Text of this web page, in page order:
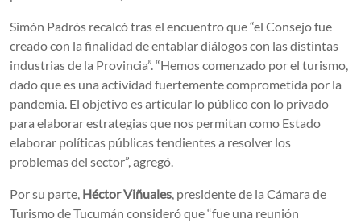
Simón Padrós recalcó tras el encuentro que “el Consejo fue
creado con la finalidad de entablar diálogos con las distintas
industrias de la Provincia”. “Hemos comenzado por el turismo,
dado que es una actividad fuertemente comprometida por la
pandemia. El objetivo es articular lo público con lo privado
para elaborar estrategias que nos permitan como Estado
elaborar políticas públicas tendientes a resolver los
problemas del sector”, agregó.
Por su parte, Héctor Viñuales, presidente de la Cámara de
Turismo de Tucumán consideró que “fue una reunión